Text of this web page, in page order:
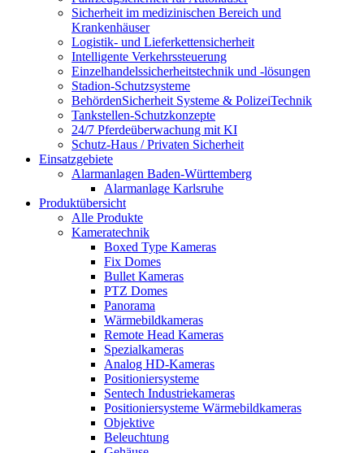
Sicherheit im medizinischen Bereich und
Krankenhäuser
Logistik- und Lieferkettensicherheit
Intelligente Verkehrssteuerung
Einzelhandelssicherheitstechnik und -lösungen
Stadion-Schutzsysteme
BehördenSicherheit Systeme & PolizeiTechnik
Tankstellen-Schutzkonzepte​
24/7 Pferdeüberwachung mit KI
Schutz-Haus / Privaten Sicherheit
Einsatzgebiete
Alarmanlagen Baden-Württemberg
Alarmanlage Karlsruhe
Produktübersicht
Alle Produkte
Kameratechnik
Boxed Type Kameras
Fix Domes
Bullet Kameras
PTZ Domes
Panorama
Wärmebildkameras
Remote Head Kameras
Spezialkameras
Analog HD-Kameras
Positioniersysteme
Sentech Industriekameras
Positioniersysteme Wärmebildkameras
Objektive
Beleuchtung